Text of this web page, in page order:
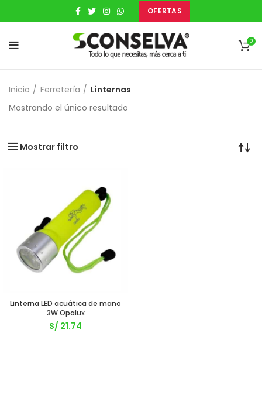
OFERTAS
0
Inicio Ferretería
Linternas
Mostrando el único resultado
Mostrar filtro
Linterna LED acuática de mano
3W Opalux
S/ 21.74